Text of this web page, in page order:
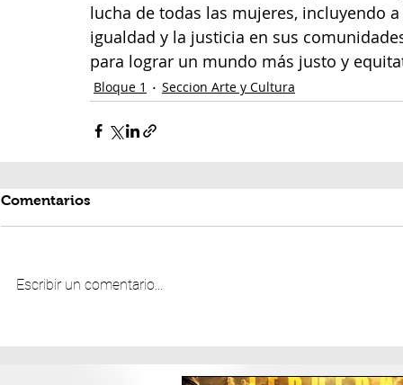
lucha de todas las mujeres, incluyendo
igualdad y la justicia en sus
para lograr un mundo más justo y
Bloque 1 Seccion Arte y Cultura
Comentarios
Escribir un comentario...